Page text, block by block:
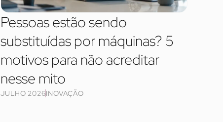
Pessoas estão sendo
substituídas por máquinas? 5
motivos para não acreditar
nesse mito
JULHO 2026INOVAÇÃO